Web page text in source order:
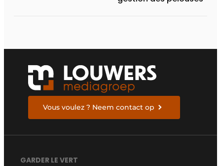
Vous voulez ? Neem contact op
GARDER LE VERT